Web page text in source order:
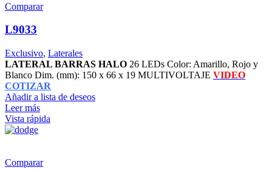
Comparar
L9033
Exclusivo, Laterales
LATERAL BARRAS HALO 26 LEDs Color: Amarillo, Rojo y
Blanco Dim. (mm): 150 x 66 x 19 MULTIVOLTAJE VIDEO
COTIZAR
Añadir a lista de deseos
Leer más
Vista rápida
Comparar